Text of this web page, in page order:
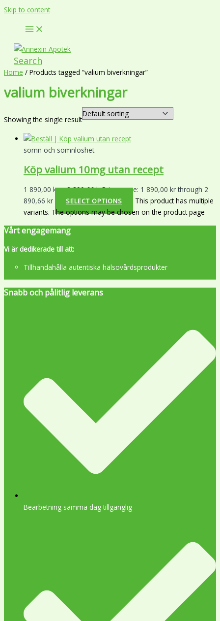
Skip to content
Search
Home / Products tagged “valium biverkningar”
valium biverkningar
Showing the single result
somn och somnloshet
Köp valium 10mg utan recept
1 890,00 kr – 2 890,66krPrice range: 1 890,00 kr through 2
890,66 kr
SELECT OPTIONS
This product has multiple
variants. The options may be chosen on the product page
Vårt engagemang
Vi är dedikerade till att:
Tillhandahålla autentiska hälsovårdsprodukter
Snabb och pålitlig leverans
Bearbetning samma dag tillgänglig